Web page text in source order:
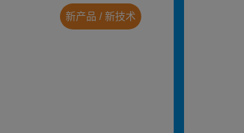
新产品 / 新技术